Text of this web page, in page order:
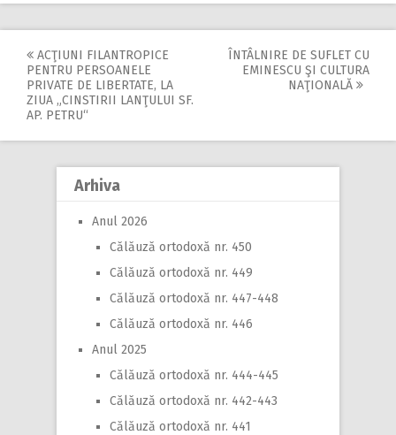
Post
navigation
ACŢIUNI FILANTROPICE
PENTRU PERSOANELE
PRIVATE DE LIBERTATE, LA
ZIUA „CINSTIRII LANŢULUI SF.
AP. PETRU“
ÎNTÂLNIRE DE SUFLET CU
EMINESCU ŞI CULTURA
NAŢIONALĂ
Arhiva
Anul 2026
Călăuză ortodoxă nr. 450
Călăuză ortodoxă nr. 449
Călăuză ortodoxă nr. 447-448
Călăuză ortodoxă nr. 446
Anul 2025
Călăuză ortodoxă nr. 444-445
Călăuză ortodoxă nr. 442-443
Călăuză ortodoxă nr. 441